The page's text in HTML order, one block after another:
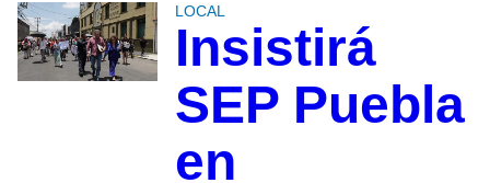
LOCAL
Insistirá
SEP Puebla
en